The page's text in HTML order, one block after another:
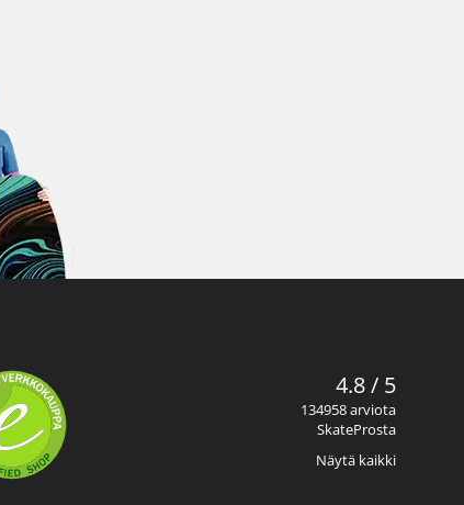
4.8 / 5
134958 arviota
SkateProsta
Näytä kaikki